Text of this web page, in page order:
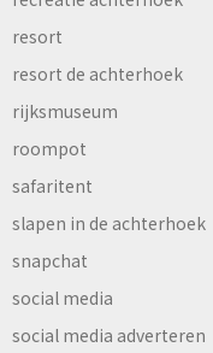
resort
resort de achterhoek
rijksmuseum
roompot
safaritent
slapen in de achterhoek
snapchat
social media
social media adverteren